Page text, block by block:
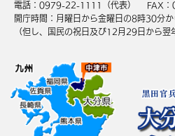
電話：0979-22-1111（代表）
FAX
開庁時間：月曜日から金曜日の8時30分
（但し、国民の祝日及び12月29日から翌